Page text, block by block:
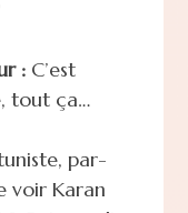
:C’est
tout ça…
par-
voir Karan